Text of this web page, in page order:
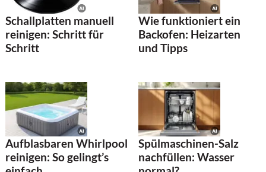
Schallplatten manuell
reinigen: Schritt für
Schritt
Wie funktioniert ein
Backofen: Heizarten
und Tipps
Aufblasbaren Whirlpool
reinigen: So gelingt’s
Spülmaschinen-Salz
nachfüllen: Wasser